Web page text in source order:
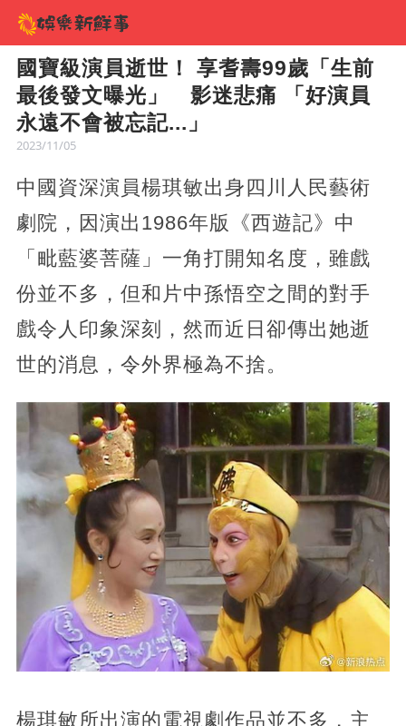
國寶級演員逝世！ 享耆壽99歲「生前
最後發文曝光」 影迷悲痛 「好演員
永遠不會被忘記...」
2023/11/05
中國資深演員楊琪敏出身四川人民藝術
劇院，因演出1986年版《西遊記》中
「毗藍婆菩薩」一角打開知名度，雖戲
份並不多，但和片中孫悟空之間的對手
戲令人印象深刻，然而近日卻傳出她逝
世的消息，令外界極為不捨。
楊琪敏所出演的電視劇作品並不多，主